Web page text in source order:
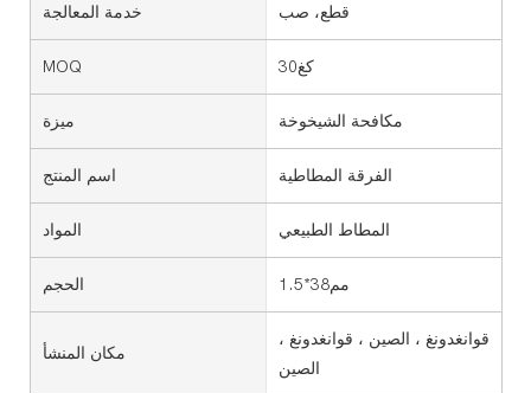
خدمة المعالجة قطع، صب
MOQ كغ30
ميزة مكافحة الشيخوخة
اسم المنتج الفرقة المطاطية
المواد المطاط الطبيعي
الحجم مم38*1.5
مكان المنشأ
قوانغدونغ ، الصين ، قوانغدونغ ،
الصين